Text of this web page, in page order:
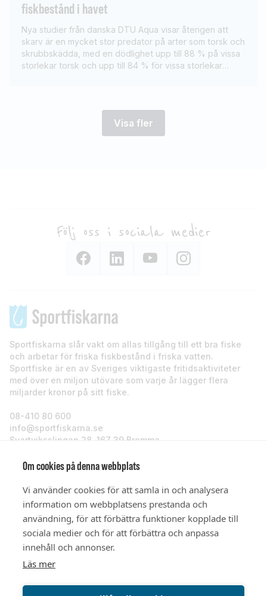
Om cookies på denna webbplats
Vi använder cookies för att samla in och analysera
information om webbplatsens prestanda och
användning, för att förbättra funktioner kopplade till
sociala medier och för att förbättra och anpassa
innehåll och annonser.
Läs mer
fiskbestånd i havet
Nya studier från danska DTU Aqua visar återigen att
skarv är en mycket stor predator på arter som torsk och
skrubbskädda, med en dödlighet upp till 88 % på vissa
storlekar torsk och upp till 84 % för vissa storlekar
Visa fler
Följ oss i sociala medier
Sportfiskarna slår vakt om allas tillgång till ett bra fiske
och arbetar för friska fiskbestånd i friska vatten.
Sportfiske är en av Sveriges viktigaste fritidsaktiviteter
med över en miljon utövare som varje år lägger flera
miljarder kronor på sitt fiske.
08-410 80 600
info@sportfiskarna.se
Svartviksslingan 28, 167 39 Bromma
Sportfiskarna
Om oss
Stöd oss